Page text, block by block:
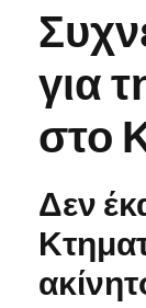
για
στο
Δεν